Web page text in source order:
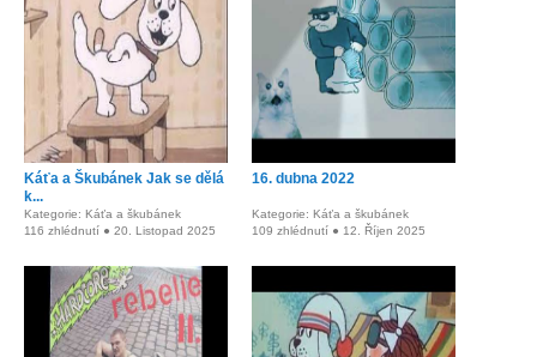
Káťa a Škubánek Jak se dělá
k...
Kategorie: Káťa a škubánek
116 zhlédnutí ● 20. Listopad 2025
16. dubna 2022
Kategorie: Káťa a škubánek
109 zhlédnutí ● 12. Říjen 2025